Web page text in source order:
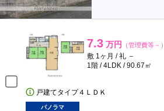
7.3 万円 （管理費等－）
敷 1ヶ月 / 礼 －
1階 / 4LDK / 90.67㎡
戸建てタイプ４ＬＤＫ
パノラマ